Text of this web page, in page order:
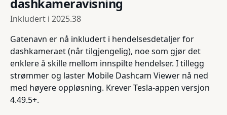
dashkameravisning
Inkludert i 2025.38
Gatenavn er nå inkludert i hendelsesdetaljer for
dashkameraet (når tilgjengelig), noe som gjør det
enklere å skille mellom innspilte hendelser. I tillegg
strømmer og laster Mobile Dashcam Viewer nå ned
med høyere oppløsning. Krever Tesla-appen versjon
4.49.5+.